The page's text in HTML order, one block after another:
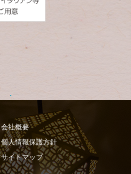
会社概要
個人情報保護方針
サイトマップ